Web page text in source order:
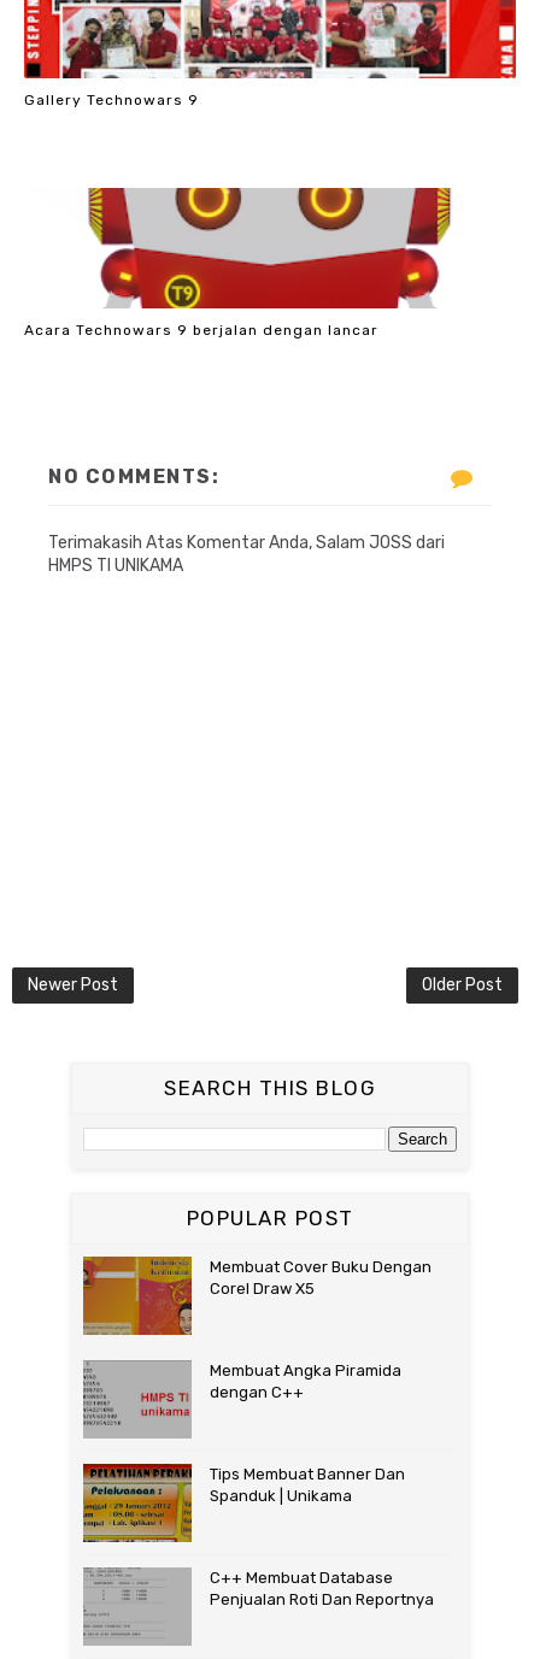
Gallery Technowars 9
Acara Technowars 9 berjalan dengan lancar
NO COMMENTS:
Terimakasih Atas Komentar Anda, Salam JOSS dari
HMPS TI UNIKAMA
Newer Post Older Post
SEARCH THIS BLOG
POPULAR POST
Membuat Cover Buku Dengan
Corel Draw X5
Membuat Angka Piramida
dengan C++
Tips Membuat Banner Dan
Spanduk | Unikama
C++ Membuat Database
Penjualan Roti Dan Reportnya